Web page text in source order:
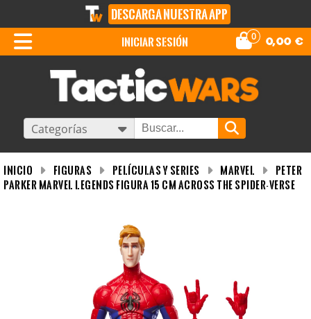
DESCARGA NUESTRA APP
0 0,00 €
iniciar sesión
Categorías
INICIO Figuras Películas y Series MARVEL
Peter
Parker Marvel Legends Figura 15 CM Across the Spider-verse